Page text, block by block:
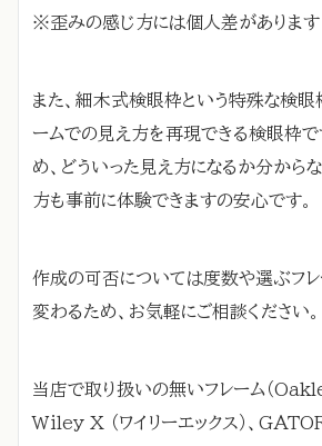
※歪みの感じ方には個人差があります
また、細木式検眼枠という特殊な検眼
ームでの見え方を再現できる検眼枠で
め、どういった見え方になるか分から
方も事前に体験できますの安心です。
作成の可否については度数や選ぶフレ
変わるため、お気軽にご相談ください。
当店で取り扱いの無いフレーム（Oakley
Wiley X （ワイリーエックス）、